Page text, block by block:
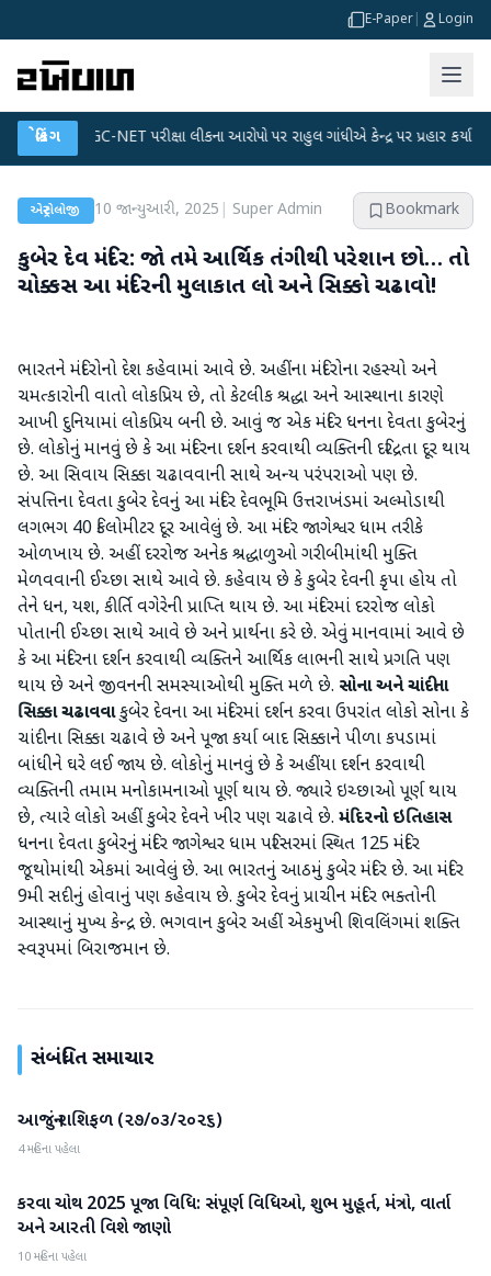
E-Paper Login
બ્રેકિંગ
UGC-NET પરીક્ષા લીકના આરોપો પર રાહુલ ગાંધીએ કેન્દ્ર પર પ્રહાર કર્યા ●
એસ્ટ્રોલોજી 10 જાન્યુઆરી, 2025 Super Admin Bookmark
કુબેર દેવ મંદિર: જો તમે આર્થિક તંગીથી પરેશાન છો… તો
ચોક્કસ આ મંદિરની મુલાકાત લો અને સિક્કો ચઢાવો!
ભારતને મંદિરોનો દેશ કહેવામાં આવે છે. અહીંના મંદિરોના રહસ્યો અને
ચમત્કારોની વાતો લોકપ્રિય છે, તો કેટલીક શ્રદ્ધા અને આસ્થાના કારણે
આખી દુનિયામાં લોકપ્રિય બની છે. આવું જ એક મંદિર ધનના દેવતા કુબેરનું
છે. લોકોનું માનવું છે કે આ મંદિરના દર્શન કરવાથી વ્યક્તિની દરિદ્રતા દૂર થાય
છે. આ સિવાય સિક્કા ચઢાવવાની સાથે અન્ય પરંપરાઓ પણ છે.
સંપત્તિના દેવતા કુબેર દેવનું આ મંદિર દેવભૂમિ ઉત્તરાખંડમાં અલ્મોડાથી
લગભગ 40 કિલોમીટર દૂર આવેલું છે. આ મંદિર જાગેશ્વર ધામ તરીકે
ઓળખાય છે. અહીં દરરોજ અનેક શ્રદ્ધાળુઓ ગરીબીમાંથી મુક્તિ
મેળવવાની ઈચ્છા સાથે આવે છે. કહેવાય છે કે કુબેર દેવની કૃપા હોય તો
તેને ધન, યશ, કીર્તિ વગેરેની પ્રાપ્તિ થાય છે. આ મંદિરમાં દરરોજ લોકો
પોતાની ઈચ્છા સાથે આવે છે અને પ્રાર્થના કરે છે. એવું માનવામાં આવે છે
કે આ મંદિરના દર્શન કરવાથી વ્યક્તિને આર્થિક લાભની સાથે પ્રગતિ પણ
થાય છે અને જીવનની સમસ્યાઓથી મુક્તિ મળે છે. સોના અને ચાંદીના
સિક્કા ચઢાવવાકુબેર દેવના આ મંદિરમાં દર્શન કરવા ઉપરાંત લોકો સોના કે
ચાંદીના સિક્કા ચઢાવે છે અને પૂજા કર્યા બાદ સિક્કાને પીળા કપડામાં
બાંધીને ઘરે લઈ જાય છે. લોકોનું માનવું છે કે અહીંયા દર્શન કરવાથી
વ્યક્તિની તમામ મનોકામનાઓ પૂર્ણ થાય છે. જ્યારે ઇચ્છાઓ પૂર્ણ થાય
છે, ત્યારે લોકો અહીં કુબેર દેવને ખીર પણ ચઢાવે છે. મંદિરનો ઇતિહાસ
ધનના દેવતા કુબેરનું મંદિર જાગેશ્વર ધામ પરિસરમાં સ્થિત 125 મંદિર
જૂથોમાંથી એકમાં આવેલું છે. આ ભારતનું આઠમું કુબેર મંદિર છે. આ મંદિર
9મી સદીનું હોવાનું પણ કહેવાય છે. કુબેર દેવનું પ્રાચીન મંદિર ભક્તોની
આસ્થાનું મુખ્ય કેન્દ્ર છે. ભગવાન કુબેર અહીં એકમુખી શિવલિંગમાં શક્તિ
સ્વરૂપમાં બિરાજમાન છે.
સંબંધિત સમાચાર
એસ્ટ્રોલોજી
આજનું રાશિફળ (૨૭/૦૩/૨૦૨૬)
4 મહિના પહેલા
એસ્ટ્રોલોજી
કરવા ચોથ 2025 પૂજા વિધિ: સંપૂર્ણ વિધિઓ, શુભ મુહૂર્ત, મંત્રો, વાર્તા
અને આરતી વિશે જાણો
10 મહિના પહેલા